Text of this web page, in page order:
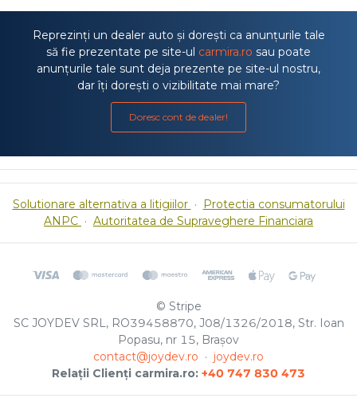
Reprezinți un dealer auto și dorești ca anunțurile tale
să fie prezentate pe site-ul carmira.ro sau poate
anunțurile tale sunt deja prezente pe site-ul nostru,
dar îți dorești o vizibilitate mai mare?
Doresc cont de dealer!
Solutionare alternativa a litigiilor · Protectia consumatorului
ANPC · Autoritatea de Supraveghere Financiara
© Stripe
SC JOYDEV SRL, RO39458870, J08/1326/2018, Str. Ioan
Popasu, nr 15, Brașov
contact@joydev.ro · joydev.ro
Relații Clienți carmira.ro: +40 747 830 473